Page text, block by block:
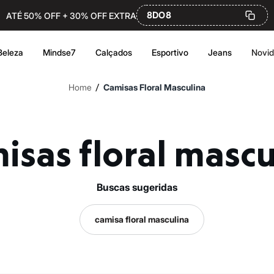
ATÉ 50% OFF + 30% OFF EXTRA 8DO8
Mindse7 Calçados Esportivo Jeans
Home / Camisas Floral Masculina
floral
buscas sugeridas
camisa floral masculina